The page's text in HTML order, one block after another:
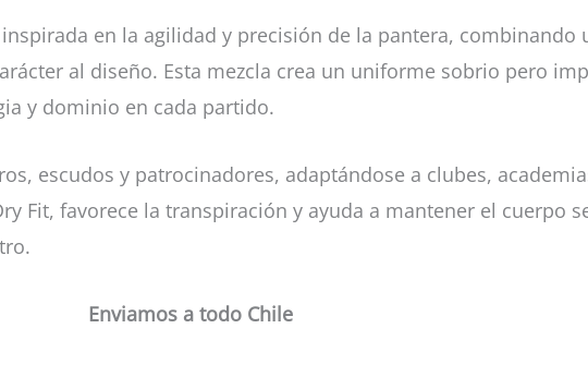
en la agilidad y precisión de la pantera, combinando
al diseño. Esta mezcla crea un uniforme sobrio pero
y dominio en cada partido.
escudos y patrocinadores, adaptándose a clubes,
Fit, favorece la transpiración y ayuda a mantener el cuerpo
Enviamos a todo Chile